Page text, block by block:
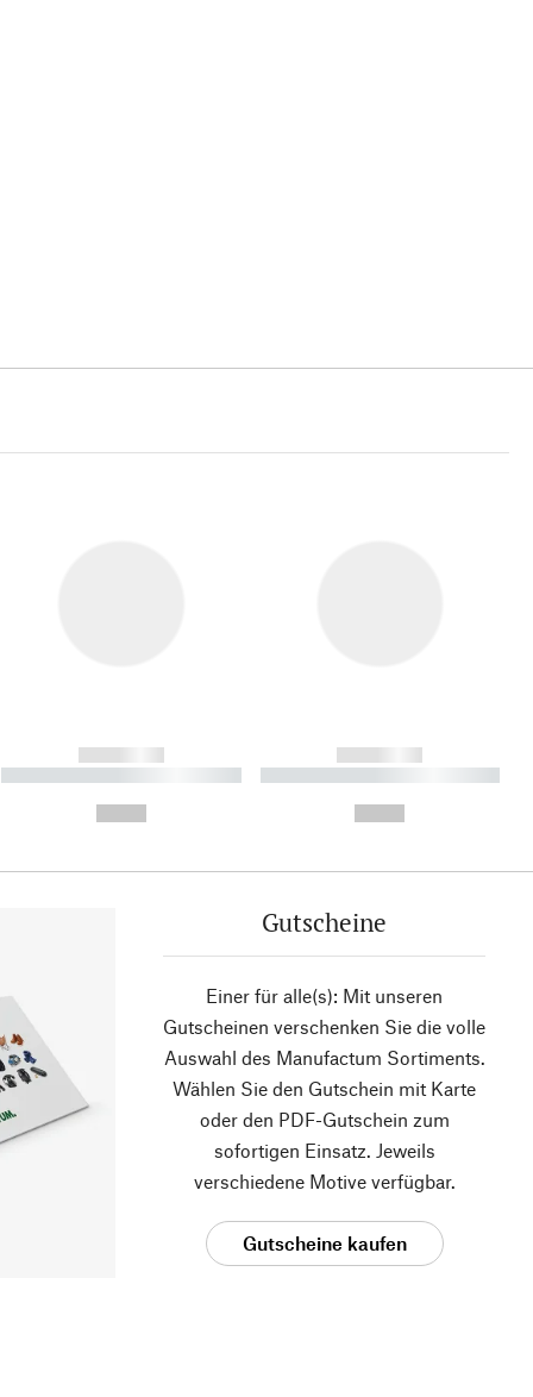
------------
----------- ----------- ----------
------------
----------- ----------- ----------
Gutscheine
Einer für alle(s): Mit unseren
Gutscheinen verschenken Sie die volle
Auswahl des Manufactum Sortiments.
Wählen Sie den Gutschein mit Karte
oder den PDF-Gutschein zum
sofortigen Einsatz. Jeweils
verschiedene Motive verfügbar.
Gutscheine kaufen